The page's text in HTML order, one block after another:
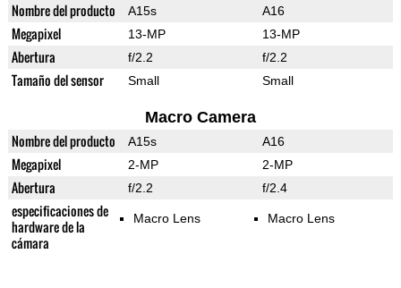
Nombre del producto A15s A16
Megapixel 13-MP 13-MP
Abertura f/2.2 f/2.2
Tamaño del sensor Small Small
Macro Camera
Nombre del producto A15s A16
Megapixel 2-MP 2-MP
Abertura f/2.2 f/2.4
especificaciones de
hardware de la
cámara
Macro Lens Macro Lens